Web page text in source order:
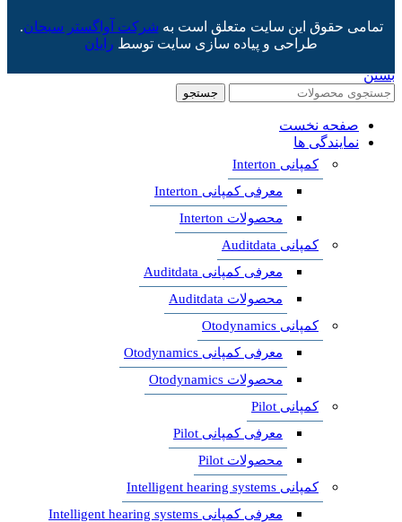
تمامی حقوق این سایت متعلق است به شرکت آواگستر سبحان.
طراحی و پیاده سازی سایت توسط رایان
بستن
جستجو
صفحه نخست
نمایندگی ها
کمپانی Interton
معرفی کمپانی Interton
محصولات Interton
کمپانی Auditdata
معرفی کمپانی Auditdata
محصولات Auditdata
کمپانی Otodynamics
معرفی کمپانی Otodynamics
محصولات Otodynamics
کمپانی Pilot
معرفی کمپانی Pilot
محصولات Pilot
کمپانی Intelligent hearing systems
معرفی کمپانی Intelligent hearing systems